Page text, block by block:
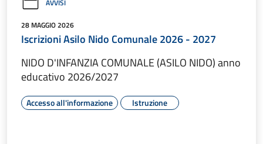
AVVISI
28 MAGGIO 2026
Iscrizioni Asilo Nido Comunale 2026 - 2027
NIDO D'INFANZIA COMUNALE (ASILO NIDO) anno
educativo 2026/2027
Accesso all'informazione Istruzione